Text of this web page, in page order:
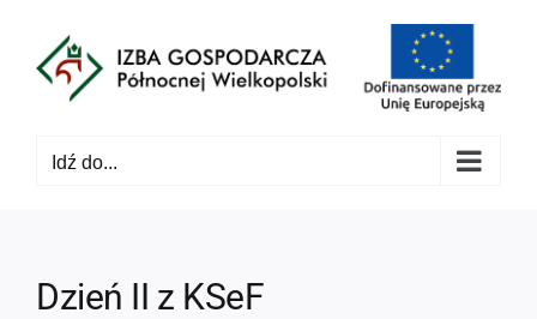
zawartości
Idź do...
Dzień II z KSeF